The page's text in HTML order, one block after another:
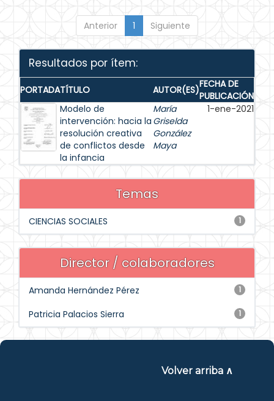
Anterior 1 Siguiente
Resultados por ítem:
PORTADATÍTULO AUTOR(ES)FECHA DE
PUBLICACIÓN
Modelo de
intervención: hacia la
resolución creativa
de conflictos desde
la infancia
María
Griselda
González
Maya
1-ene-2021
Temas
1
CIENCIAS SOCIALES
Director / colaboradores
1
Amanda Hernández Pérez
1
Patricia Palacios Sierra
Volver arriba ∧